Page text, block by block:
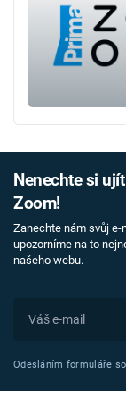
Nenechte si
Zoom!
Zanechte nám svůj e-
upozorníme na to
našeho webu.
Odesláním formuláře